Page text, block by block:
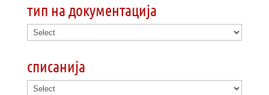
тип на документација
списанија